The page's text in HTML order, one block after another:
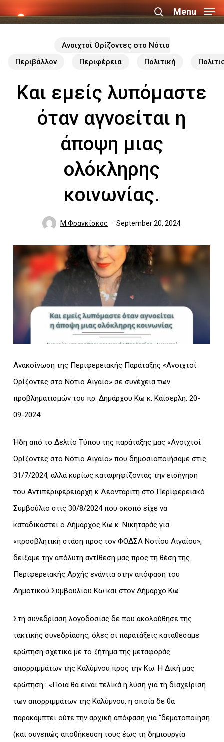
to
content
search
Menu
Ανοιχτοί Ορίζοντες στο Νότιο
Περιβάλλον
Περιφέρεια Πολιτική
Και εμείς λυπόμαστε
όταν αγνοείται η
άποψη μιας
ολόκληρης
κοινωνίας.
Μ.Φραγκίσκος September 20, 2024
Ανακοίνωση της Περιφερειακής Παράταξης «Ανοιχτοί
Ορίζοντες στο Νότιο Αιγαίο» σε συνέχεια των
προβληματισμών του πρ. Δημάρχου Κω κ. Καϊσερλη. 20-
09-2024
Ήδη από το Δελτίο Τύπου της παράταξης μας «Ανοιχτοί
Ορίζοντες στο Νότιο Αιγαίο» που δημοσιοποιήσαμε στις
31/7/2024, αλλά κυρίως καταψηφίζοντας την εισήγηση
του Αντιπεριφερειάρχη κ Λεονταρίτη στο Περιφερειακό
Συμβούλιο στις 30/8/2024 που σκοπό είχε να
καταδικαστεί ο Δήμαρχος Κω κ. Νικηταράς για
«προσβλητική στάση προς τον ΦΟΔΣΑ Νοτίου Αιγαίου»,
δείξαμε την απόλυτη αντίθεση μας προς τη θέση της
Περιφερειακής Αρχής ενάντια στην απόφαση του
Δημοτικού Συμβουλίου Κω και στον Δήμαρχο Κω.
Στη συνεδρίαση λογοδοσίας δε που ακολούθησε της
τακτικής συνεδρίασης, όλες οι παρατάξεις καταθέσαμε
ερώτηση σχετικά με το ζήτημα της μεταφοράς
απορριμμάτων της Καλύμνου προς την Κω. Η Δική μας
ερώτηση : «Ποια θα είναι τελικά η λύση για τη διαχείριση
των απορριμμάτων της Καλύμνου, η οποία δε θα
παρακάμπτει ούτε την αρχική απόφαση για “δεματοποίηση
(και συνεπώς αποθήκευση τους έως τη δημιουργία